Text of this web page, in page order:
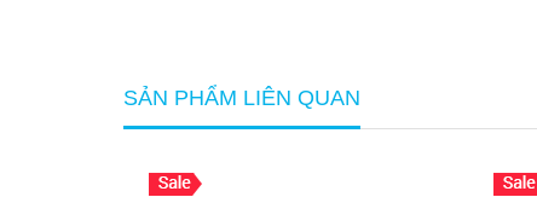
SẢN PHẨM LIÊN QUAN